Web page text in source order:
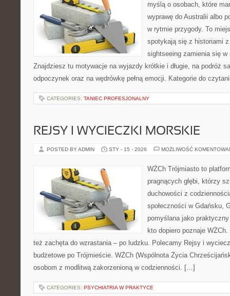
myślą o osobach, które
wyprawę do Australii albo
w rytmie przygody. To
spotykają się z historiami
sightseeing zamienia się w
Znajdziesz tu motywacje na wyjazdy krótkie i długie, na podróż
odpoczynek oraz na wędrówkę pełną emocji. Kategorie do
CATEGORIES: TANIEC PROFESJONALNY
REJSY I WYCIECZKI MORSKIE
POSTED BY ADMIN STY - 15 - 2026 MOŻLIWOŚĆ
WŻCh Trójmiasto to
pragnących głębi, którzy
duchowości z
społeczności w Gdańsku,
pomyślana jako
kto dopiero poznaje
też zachęta do wzrastania – po ludzku. Polecamy Rejsy i
budżetowe po Trójmieście. WŻCh (Wspólnota Życia
osobom z modlitwą zakorzenioną w codzienności. […]
CATEGORIES: PSYCHIATRIA W PRAKTYCE